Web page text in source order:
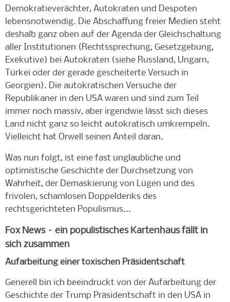
Demokratieverächter, Autokraten und Despoten
lebensnotwendig. Die Abschaffung freier Medien steht
deshalb ganz oben auf der Agenda der Gleichschaltung
aller Institutionen (Rechtssprechung, Gesetzgebung,
Exekutive) bei Autokraten (siehe Russland, Ungarn,
Türkei oder der gerade gescheiterte Versuch in
Georgien). Die autokratischen Versuche der
Republikaner in den USA waren und sind zum Teil
immer noch massiv, aber irgendwie lässt sich dieses
Land nicht ganz so leicht autokratisch umkrempeln.
Vielleicht hat Orwell seinen Anteil daran.
Was nun folgt, ist eine fast unglaubliche und
optimistische Geschichte der Durchsetzung von
Wahrheit, der Demaskierung von Lügen und des
frivolen, schamlosen Doppeldenks des
rechtsgerichteten Populismus...
Fox News – ein populistisches Kartenhaus fällt in
sich zusammen
Aufarbeitung einer toxischen Präsidentschaft
Generell bin ich beeindruckt von der Aufarbeitung der
Geschichte der Trump Präsidentschaft in den USA in